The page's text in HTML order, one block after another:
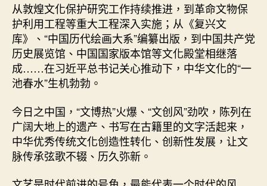
从敦煌文化保护研究工作持续推进，到革命文物保
护利用工程等重大工程深入实施；从《复兴文
库》、“中国历代绘画大系”编纂出版，到中国共产党
历史展览馆、中国国家版本馆等文化殿堂相继落
成……在习近平总书记关心推动下，中华文化的“一
池春水”生机勃勃。
今日之中国，“文博热”火爆、“文创风”劲吹，陈列在
广阔大地上的遗产、书写在古籍里的文字活起来，
中华优秀传统文化创造性转化、创新性发展，让文
脉传承弦歌不辍、历久弥新。